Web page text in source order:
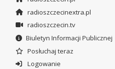
radioszczecinextra.pl
radioszczecin.tv
Biuletyn Informacji Publicznej
Posłuchaj teraz
Logowanie